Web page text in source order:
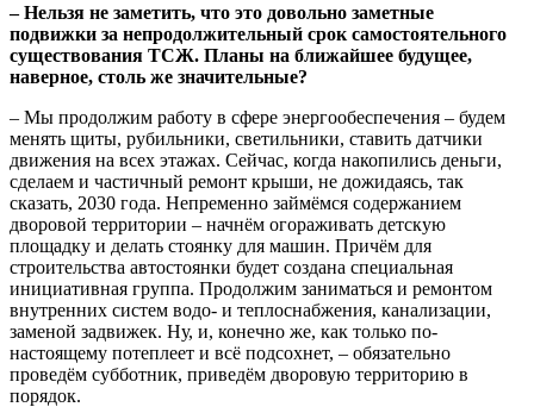
– Нельзя не заметить, что это довольно заметные
подвижки за непродолжительный срок самостоятельного
существования ТСЖ. Планы на ближайшее будущее,
наверное, столь же значительные?
– Мы продолжим работу в сфере энергообеспечения – будем
менять щиты, рубильники, светильники, ставить датчики
движения на всех этажах. Сейчас, когда накопились деньги,
сделаем и частичный ремонт крыши, не дожидаясь, так
сказать, 2030 года. Непременно займёмся содержанием
дворовой территории – начнём огораживать детскую
площадку и делать стоянку для машин. Причём для
строительства автостоянки будет создана специальная
инициативная группа. Продолжим заниматься и ремонтом
внутренних систем водо- и теплоснабжения, канализации,
заменой задвижек. Ну, и, конечно же, как только по-
настоящему потеплеет и всё подсохнет, – обязательно
проведём субботник, приведём дворовую территорию в
порядок.